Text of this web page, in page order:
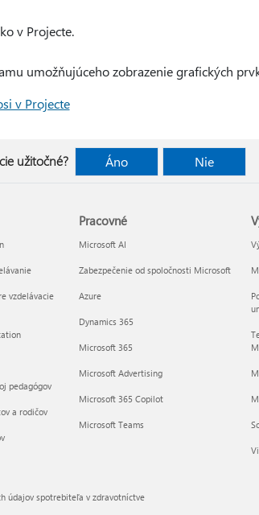
v Projecte.
umožňujúceho zobrazenie grafických
v Projecte
užitočné? Áno Nie
vzdelávacie
pedagógov
a rodičov
Pracovné
Microsoft AI
Zabezpečenie od spoločnosti Microsoft
Azure
Dynamics 365
Microsoft 365
Microsoft Advertising
Microsoft 365 Copilot
Microsoft Teams
údajov spotrebiteľa v zdravotníctve